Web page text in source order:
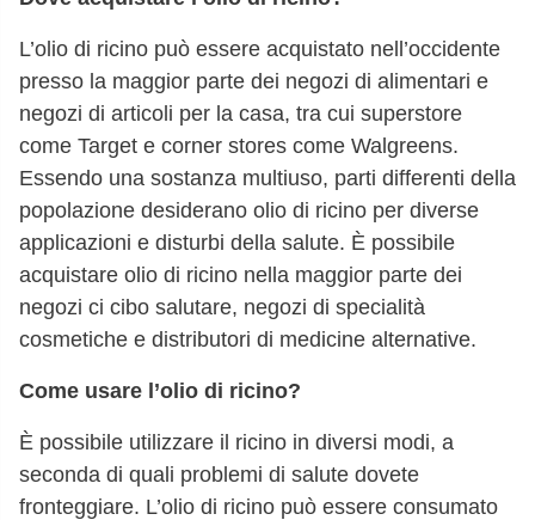
L’olio di ricino può essere acquistato nell’occidente
presso la maggior parte dei negozi di alimentari e
negozi di articoli per la casa, tra cui superstore
come Target e corner stores come Walgreens.
Essendo una sostanza multiuso, parti differenti della
popolazione desiderano olio di ricino per diverse
applicazioni e disturbi della salute. È possibile
acquistare olio di ricino nella maggior parte dei
negozi ci cibo salutare, negozi di specialità
cosmetiche e distributori di medicine alternative.
Come usare l’olio di ricino?
È possibile utilizzare il ricino in diversi modi, a
seconda di quali problemi di salute dovete
fronteggiare. L’olio di ricino può essere consumato